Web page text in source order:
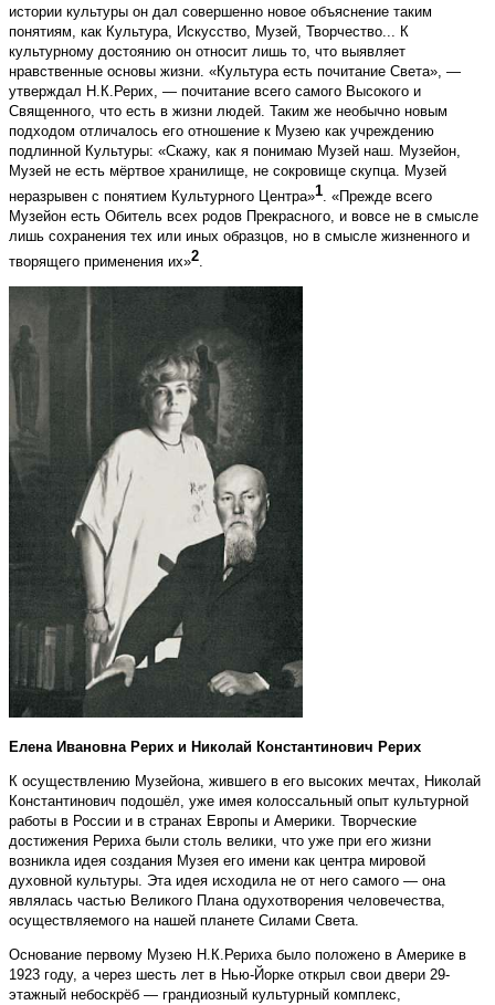
истории культуры он дал совершенно новое объяснение таким
понятиям, как Культура, Искусство, Музей, Творчество... К
культурному достоянию он относит лишь то, что выявляет
нравственные основы жизни. «Культура есть почитание Света», —
утверждал Н.К.Рерих, — почитание всего самого Высокого и
Священного, что есть в жизни людей. Таким же необычно новым
подходом отличалось его отношение к Музею как учреждению
подлинной Культуры: «Скажу, как я понимаю Музей наш. Музейон,
Музей не есть мёртвое хранилище, не сокровище скупца. Музей
неразрывен с понятием Культурного Центра»1. «Прежде всего
Музейон есть Обитель всех родов Прекрасного, и вовсе не в смысле
лишь сохранения тех или иных образцов, но в смысле жизненного и
творящего применения их»2.
Елена Ивановна Рерих и Николай Константинович Рерих
К осуществлению Музейона, жившего в его высоких мечтах, Николай
Константинович подошёл, уже имея колоссальный опыт культурной
работы в России и в странах Европы и Америки. Творческие
достижения Рериха были столь велики, что уже при его жизни
возникла идея создания Музея его имени как центра мировой
духовной культуры. Эта идея исходила не от него самого — она
являлась частью Великого Плана одухотворения человечества,
осуществляемого на нашей планете Силами Света.
Основание первому Музею Н.К.Рериха было положено в Америке в
1923 году, а через шесть лет в Нью-Йорке открыл свои двери 29-
этажный небоскрёб — грандиозный культурный комплекс,